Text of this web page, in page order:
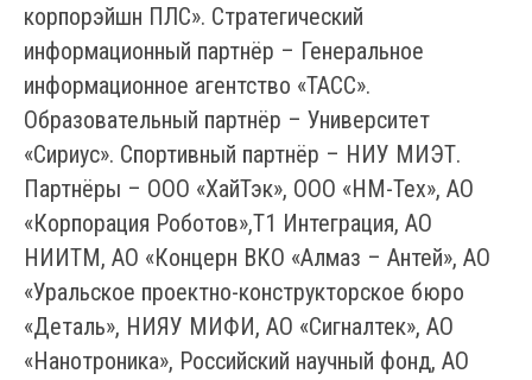
корпорэйшн ПЛС». Стратегический
информационный партнёр – Генеральное
информационное агентство «ТАСС».
Образовательный партнёр – Университет
«Сириус». Спортивный партнёр – НИУ МИЭТ.
Партнёры – ООО «ХайТэк», ООО «НМ-Тех», АО
«Корпорация Роботов»,Т1 Интеграция, АО
НИИТМ, АО «Концерн ВКО «Алмаз – Антей», АО
«Уральское проектно-конструкторское бюро
«Деталь», НИЯУ МИФИ, АО «Сигналтек», АО
«Нанотроника», Российский научный фонд, АО